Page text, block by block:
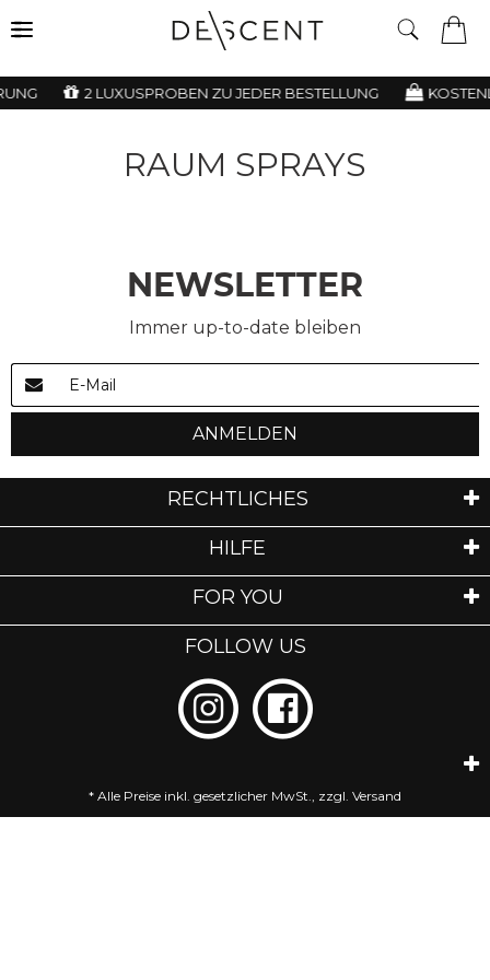
2 LUXUSPROBEN ZU JEDER BESTELLUNG
RAUM SPRAYS
NEWSLETTER
Immer up-to-date bleiben
ANMELDEN
RECHTLICHES
HILFE
FOR YOU
FOLLOW US
* Alle Preise inkl. gesetzlicher MwSt., zzgl. Versand